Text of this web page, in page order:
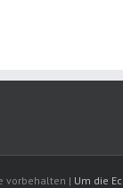
vorbehalten | Um die